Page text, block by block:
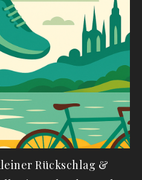
Rückschlag &